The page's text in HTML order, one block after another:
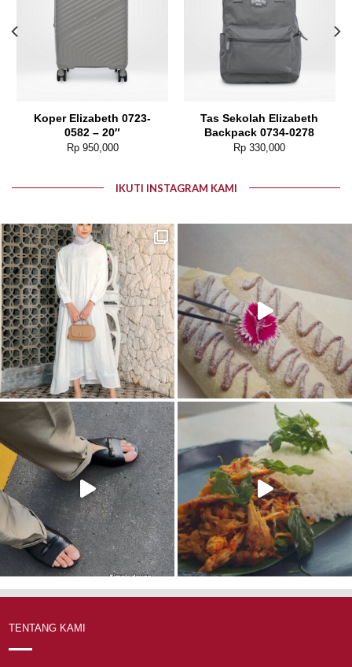
Koper Elizabeth 0723-
0582 – 20″
Rp950,000
Tas Sekolah Elizabeth
Backpack 0734-0278
Rp 330,000
IKUTI INSTAGRAM KAMI
TENTANG KAMI